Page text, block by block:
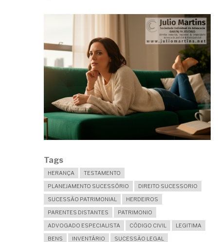
DEMAIS
HERDEIROS?
Tags
HERANÇA
TESTAMENTO
PLANEJAMENTO SUCESSÓRIO
DIREITO SUCESSORIO
SUCESSÃO PATRIMONIAL
HERDEIROS
PARENTES DISTANTES
PATRIMONIO
ADVOGADO ESPECIALISTA
CÓDIGO CIVIL
LEGITIMA
BENS
INVENTÁRIO SUCESSÃO LEGAL